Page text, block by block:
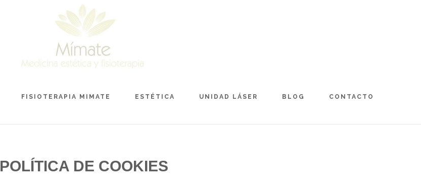
FISIOTERAPIA MIMATE ESTÉTICA UNIDAD LÁSER BLOG CONTACTO
POLÍTICA DE COOKIES